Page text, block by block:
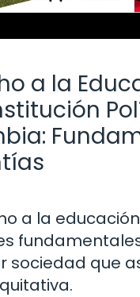
a la
a la
sociedad que